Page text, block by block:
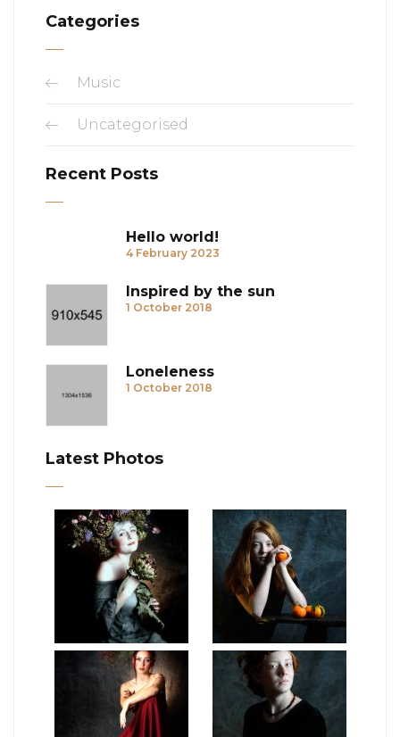
Categories
Music
Uncategorised
Recent Posts
Hello world!
4 February 2023
Inspired by the sun
1 October 2018
Loneleness
1 October 2018
Latest Photos